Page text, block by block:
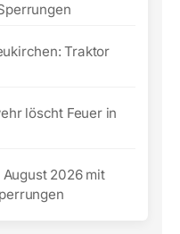
Traktor
löscht Feuer in
August 2026 mit